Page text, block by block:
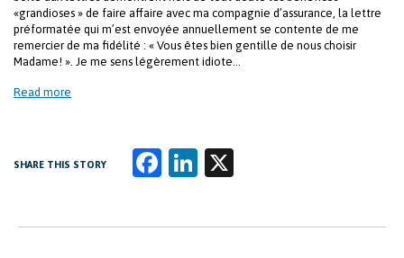
«grandioses » de faire affaire avec ma compagnie d’assurance, la lettre
préformatée qui m’est envoyée annuellement se contente de me
remercier de ma fidélité : « Vous êtes bien gentille de nous choisir
Madame! ». Je me sens légèrement idiote…
Read more
SHARE THIS STORY
Fa
b
Li
k